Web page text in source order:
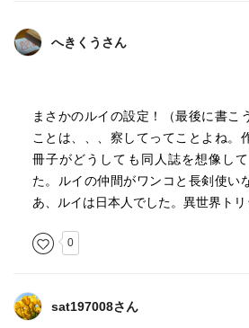
へきくうさん
まさかのルイの設定！（最後に書こ
ことは、、、察してってことよね。
冊子がどうしても同人誌を想像し
た。ルイの仲間がワンコと長剣使い
あ、ルイは日本人でした。異世界ト
0
sat197008さん